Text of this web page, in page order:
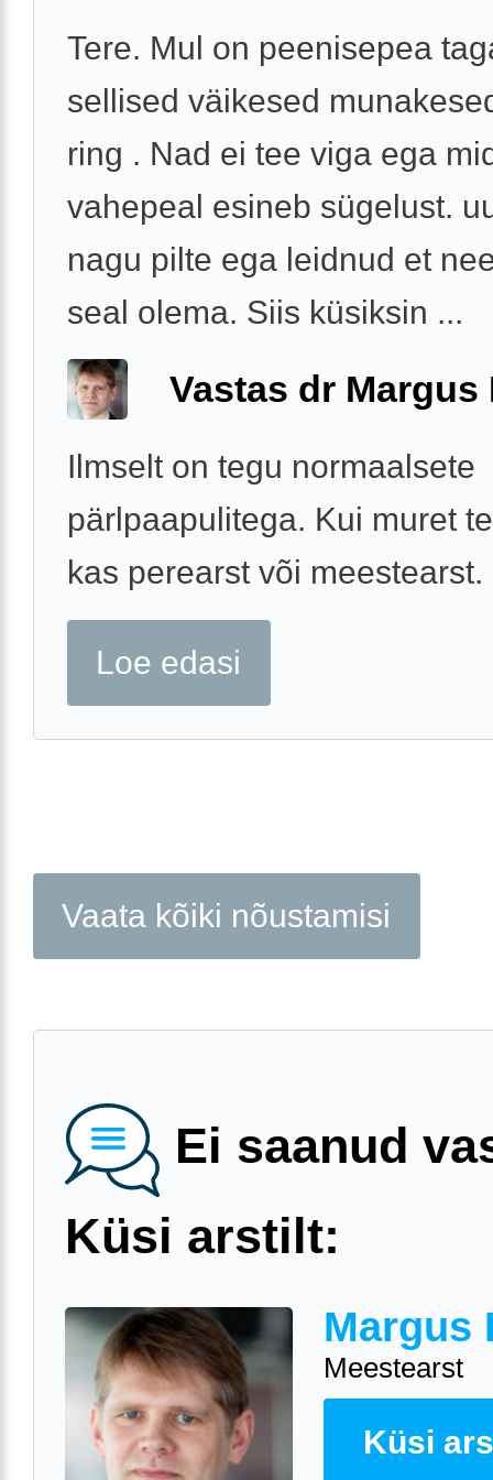
Tere. Mul on peenisepea
sellised väikesed
ring . Nad ei tee viga ega
vahepeal esineb sügelust.
nagu pilte ega leidnud et
seal olema. Siis küsiksin ...
Vastas dr Margus
Ilmselt on tegu normaalsete
pärlpaapulitega. Kui muret
kas perearst või meestearst.
Loe edasi
Vaata kõiki nõustamisi
Ei saanud
Küsi arstilt:
Margus
Meestearst
Küsi